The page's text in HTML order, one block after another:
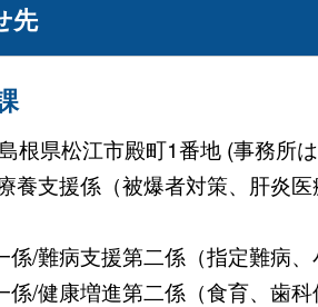
先
県松江市殿町1番地 (事務所
養支援係（被爆者対策、肝炎
係/難病支援第二係（指定難病
係/健康増進第二係（食育、歯